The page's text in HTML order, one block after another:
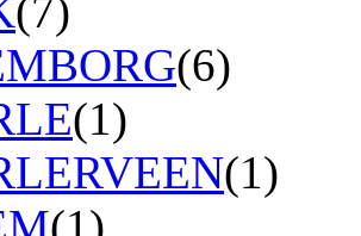
(7)
(6)
(1)
(1)
(1)